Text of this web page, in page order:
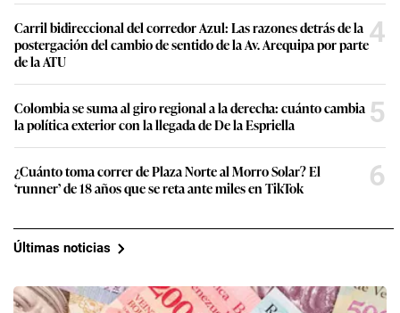
Carril bidireccional del corredor Azul: Las razones detrás de la
postergación del cambio de sentido de la Av. Arequipa por parte
de la ATU
4
Colombia se suma al giro regional a la derecha: cuánto cambia
la política exterior con la llegada de De la Espriella
5
¿Cuánto toma correr de Plaza Norte al Morro Solar? El
‘runner’ de 18 años que se reta ante miles en TikTok
6
Últimas noticias